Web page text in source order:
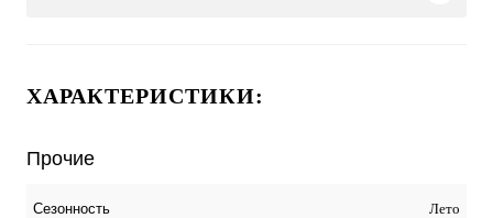
ХАРАКТЕРИСТИКИ:
Прочие
Сезонность Лето